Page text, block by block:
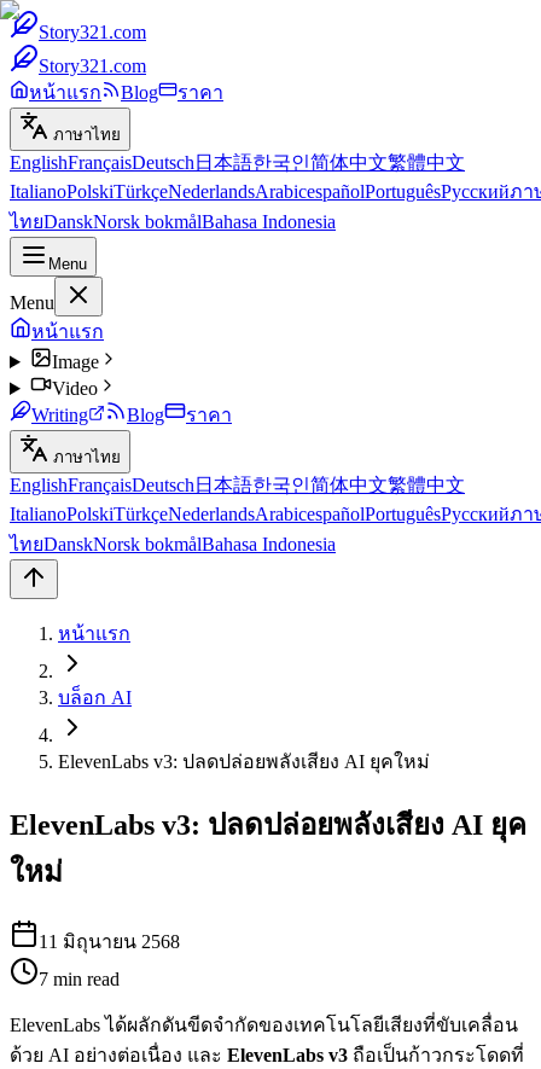
Story321.com
Story321.com
หน้าแรก
Blog ราคา
ภาษาไทย
EnglishFrançaisDeutsch 日本語한국인简体中文繁體中文
ItalianoPolskiTürkçeNederlandsArabicespañolPortuguêsРусскийภา
ไทยDanskNorsk bokmålBahasa Indonesia
Menu
Menu
หน้าแรก
Image
Video
Writing
Blog ราคา
ภาษาไทย
EnglishFrançaisDeutsch 日本語한국인简体中文繁體中文
ItalianoPolskiTürkçeNederlandsArabicespañolPortuguêsРусскийภา
ไทยDanskNorsk bokmålBahasa Indonesia
หน้าแรก
บล็อก AI
ElevenLabs v3: ปลดปล่อยพลังเสียง AI ยุคใหม่
ElevenLabs v3: ปลดปล่อยพลังเสียง AI ยุค
ใหม่
11 มิถุนายน 2568
7 min read
ElevenLabs ได้ผลักดันขีดจำกัดของเทคโนโลยีเสียงที่ขับเคลื่อน
ด้วย AI อย่างต่อเนื่อง และ ElevenLabs v3 ถือเป็นก้าวกระโดดที่